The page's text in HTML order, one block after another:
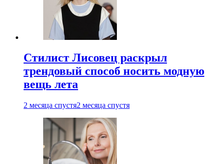
Стилист Лисовец раскрыл
трендовый способ носить модную
вещь лета
2 месяца спустя2 месяца спустя